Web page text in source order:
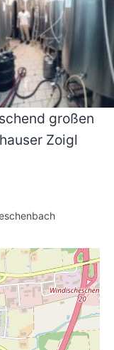
großen
Zoigl